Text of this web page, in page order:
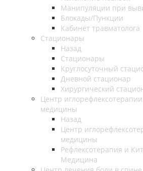
Манипуляции при
Блокады/Пункции
Кабинет травматолога
Стационары
Назад
Стационары
Круглосуточный
Дневной стационар
Хирургический
Центр
медицины
Назад
Центр
медицины
Рефлексотерапия и
Медицина